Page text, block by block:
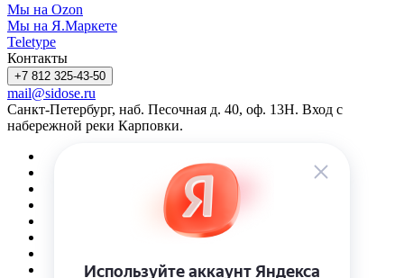
Мы на Ozon
Мы на Я.Маркете
Teletype
Контакты
+7 812 325-43-50
mail@sidose.ru
Санкт-Петербург, наб. Песочная д. 40, оф. 13Н. Вход с
набережной реки Карповки.